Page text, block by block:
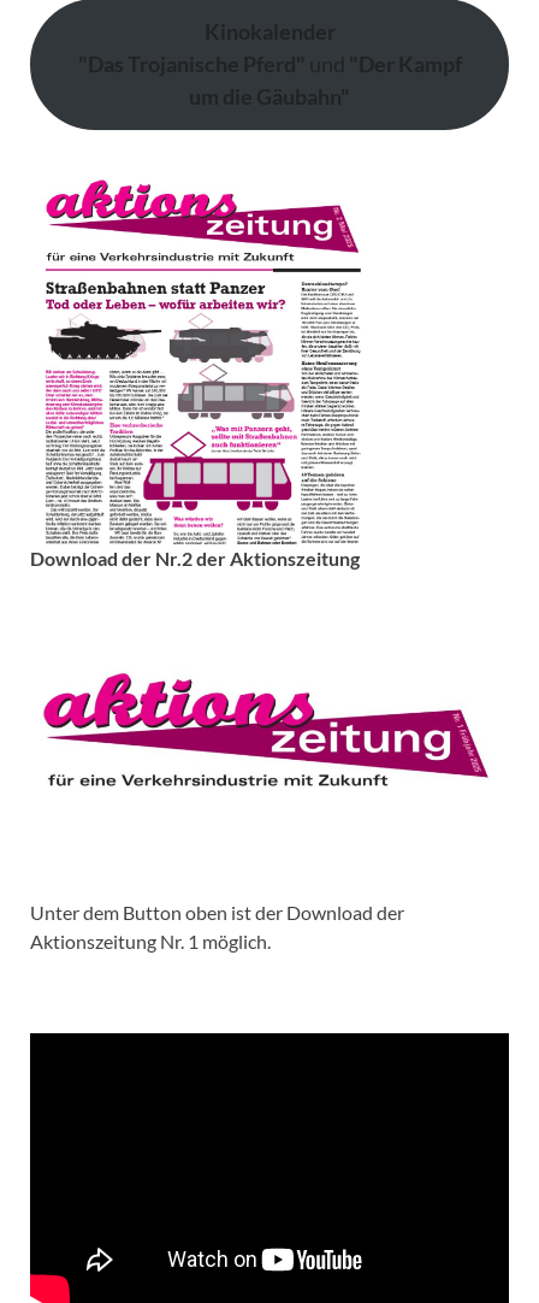
Kinokalender
"Das Trojanische Pferd" und "Der Kampf
um die Gäubahn"
Download der Nr.2 der Aktionszeitung
Unter dem Button oben ist der Download der
Aktionszeitung Nr. 1 möglich.